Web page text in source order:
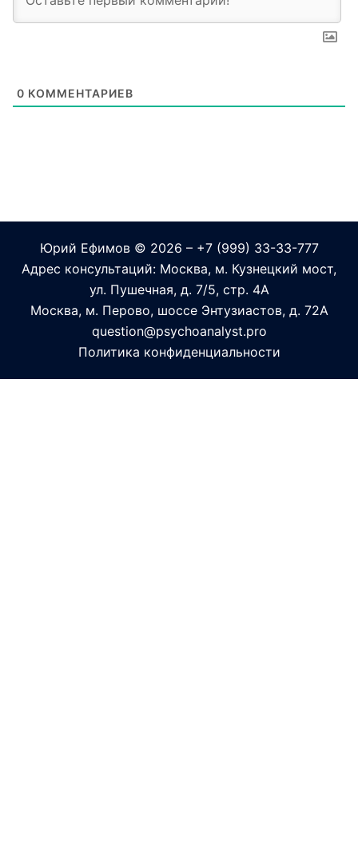
0 КОММЕНТАРИЕВ
Юрий Ефимов© 2026 – +7 (999) 33-33-777
Адрес консультаций: Москва, м. Кузнецкий мост,
ул. Пушечная, д. 7/5, стр. 4А
Москва, м. Перово, шоссе Энтузиастов, д. 72А
question@psychoanalyst.pro
Политика конфиденциальности